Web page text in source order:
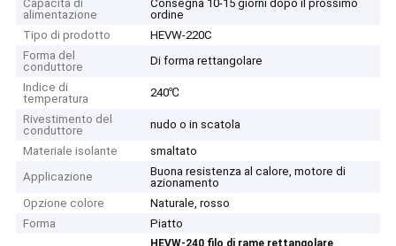
Capacità di
alimentazione
Consegna 10-15 giorni dopo il prossimo
ordine
Tipo di prodotto
HEVW-220C
Forma del
conduttore
Di forma rettangolare
Indice di
temperatura
240℃
Rivestimento del
conduttore
nudo o in scatola
Materiale isolante
smaltato
Applicazione
Buona resistenza al calore, motore di
azionamento
Opzione colore
Naturale, rosso
Forma
Piatto
HEVW-240 filo di rame rettangolare